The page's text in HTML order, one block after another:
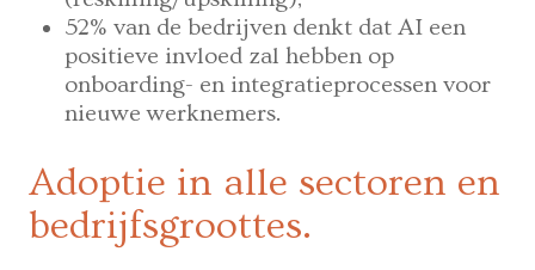
52% van de bedrijven denkt dat AI een
positieve invloed zal hebben op
onboarding- en integratieprocessen voor
nieuwe werknemers.
Adoptie in alle sectoren en
bedrijfsgroottes.